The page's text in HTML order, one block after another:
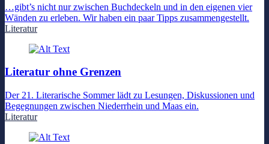
…gibt’s nicht nur zwischen Buchdeckeln und in den eigenen vier
Wänden zu erleben. Wir haben ein paar Tipps zusammengestellt.
Literatur
Literatur ohne Grenzen
Der 21. Literarische Sommer lädt zu Lesungen, Diskussionen und
Begegnungen zwischen Niederrhein und Maas ein.
Literatur